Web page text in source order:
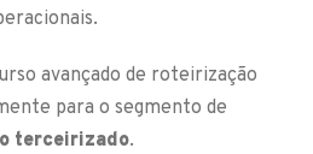
avançado de roteirização
para o segmento de
terceirizado.